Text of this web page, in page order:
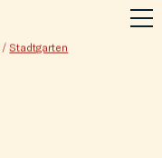
/Stadtgarten